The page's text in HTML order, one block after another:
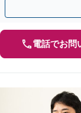
電話でお問